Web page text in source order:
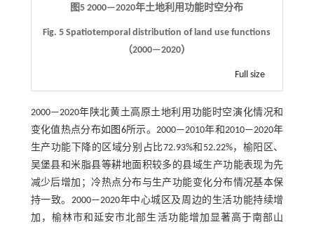
图5 2000—2020年土地利用功能时空分布
Fig. 5 Spatiotemporal distribution of land use functions
（2000—2020）
Full size
2000—2020年陕北黄土高原土地利用功能时空演化情况和
变化值热点分布如 图6所示。2000—2010年和2010—2020年
生产功能下降的区域分别占比72.93%和52.22%，榆阳区、
吴堡县和米脂县等耕地面积较多的县域生产功能表现为先
减少后增加；冷热点分布与生产功能变化分布情况基本保
持一致。2000—2020年中心城区及周边的生活功能持续增
加，榆林市和延安市北部生活功能增加显著高于南部山